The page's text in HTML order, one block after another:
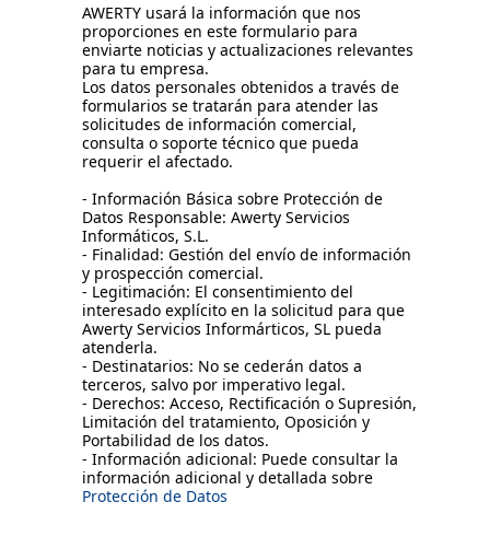
AWERTY usará la información que nos
proporciones en este formulario para
enviarte noticias y actualizaciones relevantes
para tu empresa.
Los datos personales obtenidos a través de
formularios se tratarán para atender las
solicitudes de información comercial,
consulta o soporte técnico que pueda
requerir el afectado.
- Información Básica sobre Protección de
Datos Responsable: Awerty Servicios
Informáticos, S.L.
- Finalidad: Gestión del envío de información
y prospección comercial.
- Legitimación: El consentimiento del
interesado explícito en la solicitud para que
Awerty Servicios Informárticos, SL pueda
atenderla.
- Destinatarios: No se cederán datos a
terceros, salvo por imperativo legal.
- Derechos: Acceso, Rectificación o Supresión,
Limitación del tratamiento, Oposición y
Portabilidad de los datos.
- Información adicional: Puede consultar la
información adicional y detallada sobre
Protección de Datos